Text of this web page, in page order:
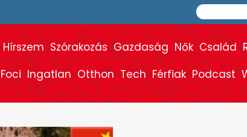
Hírszem Szórakozás Gazdaság Nők Család
Foci Ingatlan Otthon Tech Férfiak Podcast